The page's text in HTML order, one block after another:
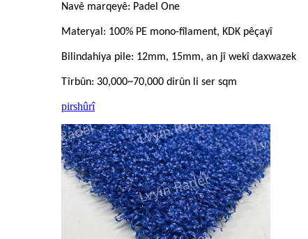
Navê marqeyê: Padel One
Materyal: 100% PE mono-fîlament, KDK pêçayî
Bilindahiya pile: 12mm, 15mm, an jî wekî daxwazek
Tîrbûn: 30,000~70,000 dirûn li ser sqm
pirshûrî